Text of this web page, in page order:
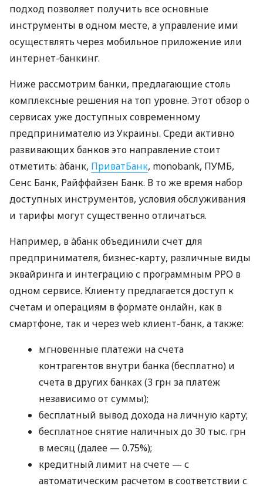
подход позволяет получить все основные
инструменты в одном месте, а управление ими
осуществлять через мобильное приложение или
интернет-банкинг.
Ниже рассмотрим банки, предлагающие столь
комплексные решения на топ уровне. Этот обзор о
сервисах уже доступных современному
предпринимателю из Украины. Среди активно
развивающих банков это направление стоит
отметить: àбанк, ПриватБанк, monobank, ПУМБ,
Сенс Банк, Райффайзен Банк. В то же время набор
доступных инструментов, условия обслуживания
и тарифы могут существенно отличаться.
Например, в àбанк объединили счет для
предпринимателя, бизнес-карту, различные виды
эквайринга и интеграцию с программным РРО в
одном сервисе. Клиенту предлагается доступ к
счетам и операциям в формате онлайн, как в
смартфоне, так и через web клиент-банк, а также:
мгновенные платежи на счета
контрагентов внутри банка (бесплатно) и
счета в других банках (3 грн за платеж
независимо от суммы);
бесплатный вывод дохода на личную карту;
бесплатное снятие наличных до 30 тыс. грн
в месяц (далее — 0.75%);
кредитный лимит на счете — с
автоматическим расчетом в соответствии с